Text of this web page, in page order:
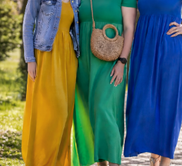
2x 46-53 cm, 2x 41- 49
2x 48-53 cm, 2x 43- 50
2x 50-57 cm, 2x 47-53
2x 52-59 cm, 2x 49-56
model pro tebe nafotila
sobě velikost XL.